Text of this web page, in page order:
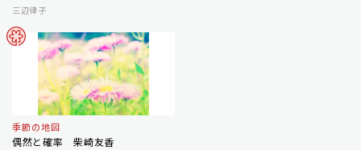
三辺律子
季節の地図
偶然と確率 柴崎友香